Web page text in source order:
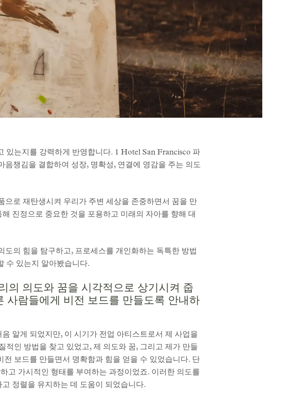
있는지를 강력하게 반영합니다. 1 Hotel San Francisco 파
챙김을 결합하여 성장, 명확성, 연결에 영감을 주는 의도
로 재탄생시켜 우리가 주변 세상을 존중하면서 꿈을 만
진정으로 중요한 것을 포용하고 미래의 자아를 향해 대
의 힘을 탐구하고, 프로세스를 개인화하는 독특한 방법
수 있는지 알아봤습니다.
의 의도와 꿈을 시각적으로 상기시켜 줍
사람들에게 비전 보드를 만들도록 안내하
알게 되었지만, 이 시기가 전업 아티스트로서 제 사업을
인 방법을 찾고 있었고, 제 의도와 꿈, 그리고 제가 만들
보드를 만들면서 명확함과 힘을 얻을 수 있었습니다. 단
고 가시적인 형태를 부여하는 과정이었죠. 이러한 의도를
정렬을 유지하는 데 도움이 되었습니다.